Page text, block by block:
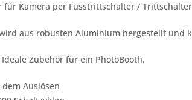
für Kamera per Fusstrittschalter /
aus robusten Aluminium hergestellt und
Zubehör für ein PhotoBooth.
Auslösen